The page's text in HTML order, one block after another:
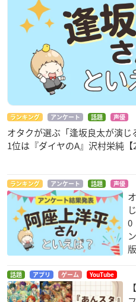
ランキング アンケート 話題 声優
オタクが選ぶ「逢坂良太が演じ
1位は『ダイヤのA』沢村栄純【
ランキング アンケート 話題 声優
0
話題 アプリ ゲーム YouTube